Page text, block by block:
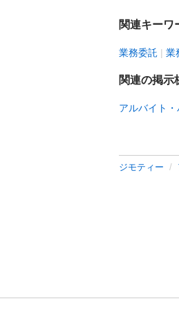
関連キーワ
業務委託 業
関連の掲示
アルバイト
ジモティー